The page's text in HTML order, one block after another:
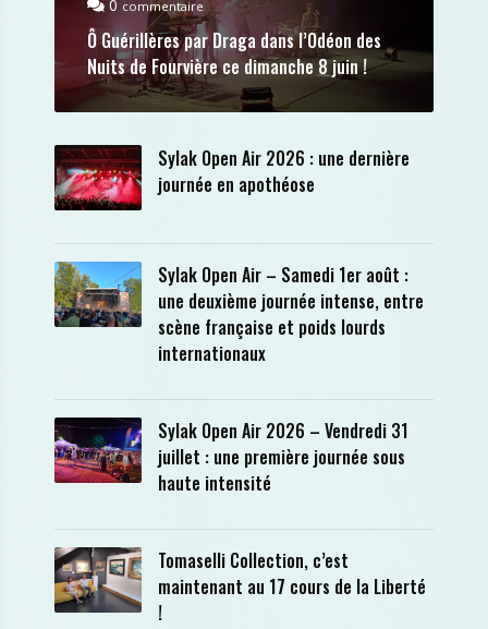
0 commentaire
Ô Guérillères par Draga dans l’Odéon des
Nuits de Fourvière ce dimanche 8 juin !
Sylak Open Air 2026 : une dernière
journée en apothéose
Sylak Open Air – Samedi 1er août :
une deuxième journée intense, entre
scène française et poids lourds
internationaux
Sylak Open Air 2026 – Vendredi 31
juillet : une première journée sous
haute intensité
Tomaselli Collection, c’est
maintenant au 17 cours de la Liberté
!